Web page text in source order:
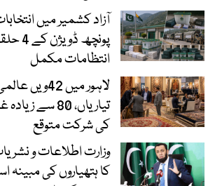
آزاد کشمیر میں
انتظامات مکمل
لاہور میں
تیاریاں، 80
کی شرکت متوقع
وزارت اطلاعات و
کا ہتھیاروں کی